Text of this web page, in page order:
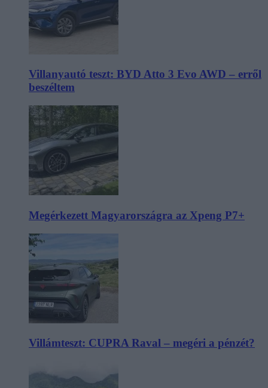
Villanyautó teszt: BYD Atto 3 Evo AWD – erről
beszéltem
Megérkezett Magyarországra az Xpeng P7+
Villámteszt: CUPRA Raval – megéri a pénzét?